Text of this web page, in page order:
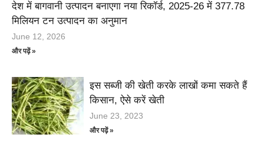
देश में बागवानी उत्पादन बनाएगा नया रिकॉर्ड, 2025-26 में 377.78
मिलियन टन उत्पादन का अनुमान
June 12, 2026
और पढ़ें »
इस सब्जी की खेती करके लाखों कमा सकते हैं
किसान, ऐसे करें खेती
June 23, 2023
और पढ़ें »